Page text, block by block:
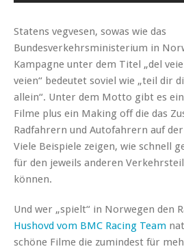
Statens vegvesen, sowas wie das
Bundesverkehrsministerium in
Kampagne unter dem Titel „del
veien“ bedeutet soviel wie „teil dir
allein“. Unter dem Motto gibt es
Filme plus ein Making off die das
Radfahrern und Autofahrern auf
Viele Beispiele zeigen, wie schnell
für den jeweils anderen
können.
Und wer „spielt“ in Norwegen den
Hushovd vom BMC Racing Team
schöne Filme die zumindest für